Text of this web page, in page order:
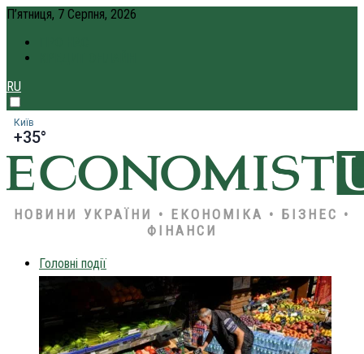
П’ятниця, 7 Серпня, 2026
RU
Київ
+35°
НОВИНИ УКРАЇНИ • ЕКОНОМІКА • БІЗНЕС •
ФІНАНСИ
Головні події